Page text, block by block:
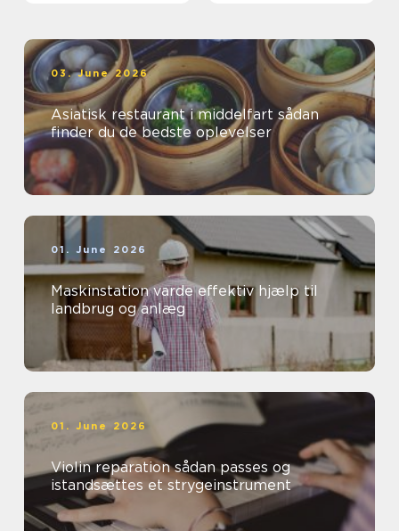
03. June 2026
Asiatisk restaurant i middelfart sådan
finder du de bedste oplevelser
01. June 2026
Maskinstation varde effektiv hjælp til
landbrug og anlæg
01. June 2026
Violin reparation sådan passes og
istandsættes et strygeinstrument